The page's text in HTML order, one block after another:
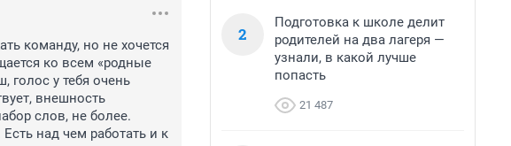
команду, но не хочется
ко всем «родные
голос у тебя очень
внешность
слов, не более.
над чем работать и к
2
Подготовка к школе делит
родителей на два лагеря —
узнали, в какой лучше
попасть
21 487